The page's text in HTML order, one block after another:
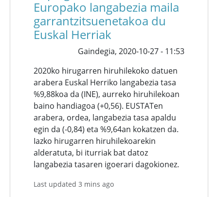
Europako langabezia maila
garrantzitsuenetakoa du
Euskal Herriak
Gaindegia, 2020-10-27 - 11:53
2020ko hirugarren hiruhilekoko datuen
arabera Euskal Herriko langabezia tasa
%9,88koa da (INE), aurreko hiruhilekoan
baino handiagoa (+0,56). EUSTATen
arabera, ordea, langabezia tasa apaldu
egin da (-0,84) eta %9,64an kokatzen da.
Iazko hirugarren hiruhilekoarekin
alderatuta, bi iturriak bat datoz
langabezia tasaren igoerari dagokionez.
Last updated 3 mins ago